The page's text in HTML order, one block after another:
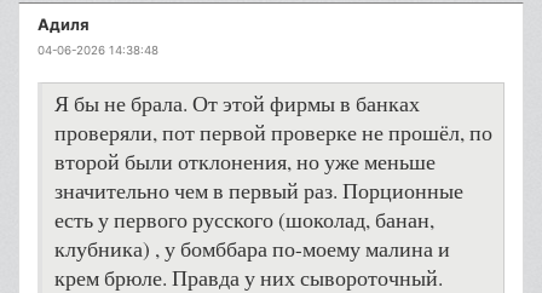
Адиля
04-06-2026 14:38:48
Я бы не брала. От этой фирмы в банках
проверяли, пот первой проверке не прошёл, по
второй были отклонения, но уже меньше
значительно чем в первый раз. Порционные
есть у первого русского (шоколад, банан,
клубника) , у бомббара по-моему малина и
крем брюле. Правда у них сывороточный.